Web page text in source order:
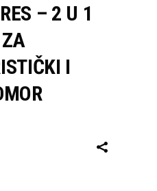
– 2 U 1
I